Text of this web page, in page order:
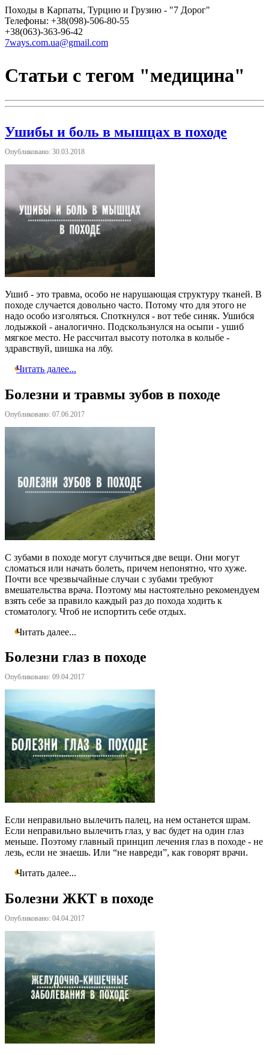
Походы в Карпаты, Турцию и Грузию - "7 Дорог"
Телефоны: +38(098)-506-80-55
+38(063)-363-96-42
7ways.com.ua@gmail.com
Статьи с тегом "медицина"
Ушибы и боль в мышцах в походе
Опубликовано: 30.03.2018
Ушиб - это травма, особо не нарушающая структуру тканей. В
походе случается довольно часто. Потому что для этого не
надо особо изголяться. Споткнулся - вот тебе синяк. Ушибся
лодыжкой - аналогично. Подскользнулся на осыпи - ушиб
мягкое место. Не рассчитал высоту потолка в колыбе -
здравствуй, шишка на лбу.
Читать далее...
Болезни и травмы зубов в походе
Опубликовано: 07.06.2017
С зубами в походе могут случиться две вещи. Они могут
сломаться или начать болеть, причем непонятно, что хуже.
Почти все чрезвычайные случаи с зубами требуют
вмешательства врача. Поэтому мы настоятельно рекомендуем
взять себе за правило каждый раз до похода ходить к
стоматологу. Чтоб не испортить себе отдых.
Читать далее...
Болезни глаз в походе
Опубликовано: 09.04.2017
Если неправильно вылечить палец, на нем останется шрам.
Если неправильно вылечить глаз, у вас будет на один глаз
меньше. Поэтому главный принцип лечения глаз в походе - не
лезь, если не знаешь. Или “не навреди”, как говорят врачи.
Читать далее...
Болезни ЖКТ в походе
Опубликовано: 04.04.2017